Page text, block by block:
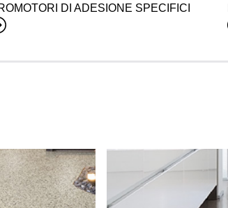
DI ADESIONE SPECIFICI